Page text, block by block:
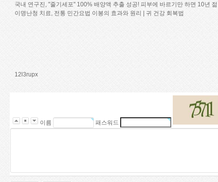
국내 연구진, "줄기세포" 100% 배양액 추출 성공! 피부에 바르기만 하면 10년
이명난청 치료, 전통 민간요법 이봉의 효과와 원리 | 귀 건강 회복법
12l3rupx
이름 패스워드